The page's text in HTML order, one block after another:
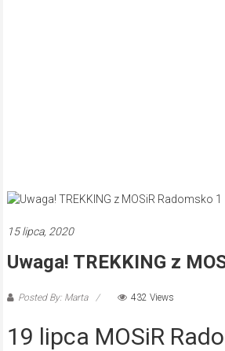
15 lipca, 2020
Uwaga! TREKKING z
Posted By: Marta 432 Views
19 lipca MOSiR